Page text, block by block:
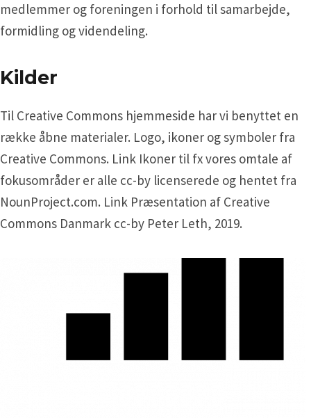
medlemmer og foreningen i forhold til samarbejde,
formidling og videndeling.
Kilder
Til Creative Commons hjemmeside har vi benyttet en
række åbne materialer. Logo, ikoner og symboler fra
Creative Commons. Link Ikoner til fx vores omtale af
fokusområder er alle cc-by licenserede og hentet fra
NounProject.com. Link Præsentation af Creative
Commons Danmark cc-by Peter Leth, 2019.